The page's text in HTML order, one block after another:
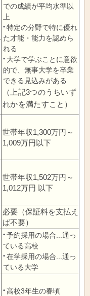
での成績が平均水準以
上
特定の分野で特に優れ
た才能・能力を認めら
れる
大学で学ぶことに意欲
的で、無事大学を卒業
できる見込みがある
（上記3つのうちいず
れかを満たすこと）
世帯年収1,300万円～
1,009万円以下
世帯年収1,502万円～
1,012万円 以下
必要（保証料を支払え
ば不要）
予約採用の場合...通っ
ている高校
在学採用の場合...通っ
ている大学
高校3年生の春頃